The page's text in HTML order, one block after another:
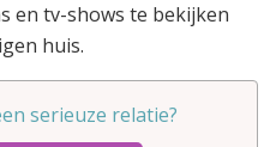
en tv-shows te bekijken
huis.
serieuze relatie?